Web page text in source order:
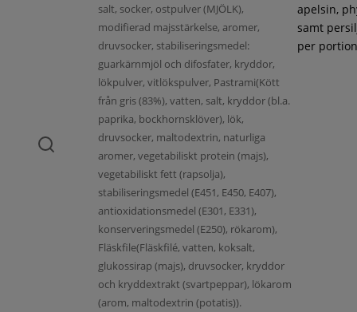
salt, socker, ostpulver (MJÖLK),
modifierad majsstärkelse, aromer,
druvsocker, stabiliseringsmedel:
guarkärnmjöl och difosfater, kryddor,
lökpulver, vitlökspulver, Pastrami(Kött
från gris (83%), vatten, salt, kryddor (bl.a.
paprika, bockhornsklöver), lök,
druvsocker, maltodextrin, naturliga
aromer, vegetabiliskt protein (majs),
vegetabiliskt fett (rapsolja),
stabiliseringsmedel (E451, E450, E407),
antioxidationsmedel (E301, E331),
konserveringsmedel (E250), rökarom),
Fläskfile(Fläskfilé, vatten, koksalt,
glukossirap (majs), druvsocker, kryddor
och kryddextrakt (svartpeppar), lökarom
(arom, maltodextrin (potatis)).
apelsin,
samt
per